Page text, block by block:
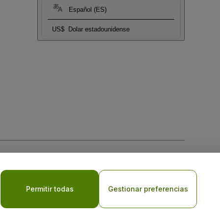
Español (ES)
US$ Dolar estadounidense
laPolítica de Privacidad para Móviles
Permitir todas Gestionar preferencias